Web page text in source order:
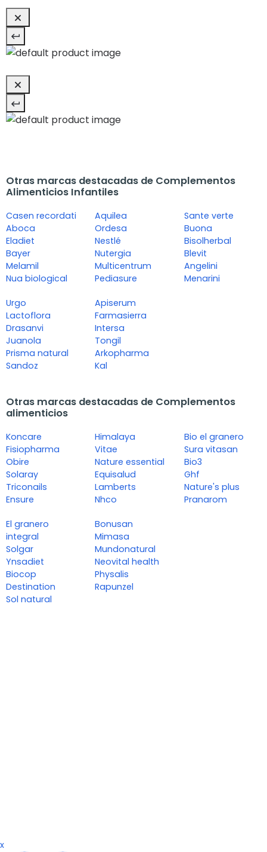
Otras marcas destacadas de Complementos
Alimenticios Infantiles
Casen recordati
Aboca
Eladiet
Bayer
Melamil
Nua biological
Aquilea
Ordesa
Nestlé
Nutergia
Multicentrum
Pediasure
Sante verte
Buona
Bisolherbal
Blevit
Angelini
Menarini
Urgo
Lactoflora
Drasanvi
Juanola
Prisma natural
Sandoz
Apiserum
Farmasierra
Intersa
Tongil
Arkopharma
Kal
Otras marcas destacadas de Complementos
alimenticios
Koncare
Fisiopharma
Obire
Solaray
Triconails
Ensure
Himalaya
Vitae
Nature essential
Equisalud
Lamberts
Nhco
Bio el granero
Sura vitasan
Bio3
Ghf
Nature's plus
Pranarom
El granero
integral
Solgar
Ynsadiet
Biocop
Destination
Sol natural
Bonusan
Mimasa
Mundonatural
Neovital health
Physalis
Rapunzel
x